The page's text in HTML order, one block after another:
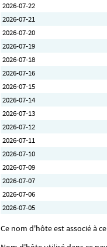
2026-07-22
2026-07-21
2026-07-20
2026-07-19
2026-07-18
2026-07-16
2026-07-15
2026-07-14
2026-07-13
2026-07-12
2026-07-11
2026-07-10
2026-07-09
2026-07-07
2026-07-06
2026-07-05
Ce nom d'hôte est associé à